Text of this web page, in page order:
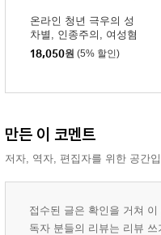
온라인 청년 극우의 성
차별, 인종주의, 여성혐
오의 정신분석
18,050원 (5% 할인)
만든 이 코멘트
저자, 역자, 편집자를 위한 공간
접수된 글은 확인을 거쳐
독자 분들의 리뷰는 리뷰